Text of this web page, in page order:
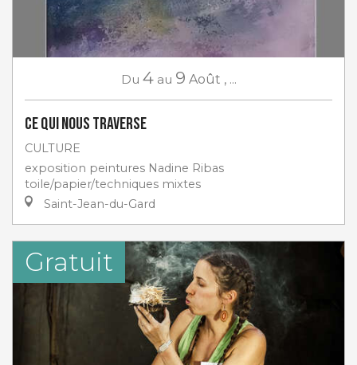
Du 4 au 9 Août , ...
Ce qui nous traverse
CULTURE
exposition peintures Nadine Ribas
toile/papier/techniques mixtes
Saint-Jean-du-Gard
Gratuit